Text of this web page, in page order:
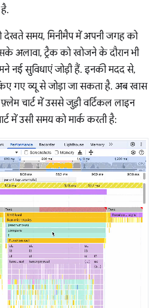
देखते समय, मिनीमैप में अपनी जगह को
अलावा, ट्रैक को खोजने के दौरान भी
नई सुविधाएं जोड़ी हैं. इनकी मदद से,
गए व्यू से जोड़ा जा सकता है. अब खास
फ़्लेम चार्ट में उससे जुड़ी वर्टिकल लाइन
में उसी समय को मार्क करती है: